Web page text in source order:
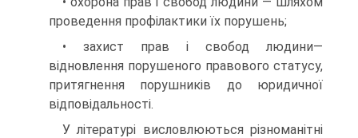
проведення профілактики їх порушень;
• захист прав і свобод людини—
відновлення порушеного правового статусу,
притягнення порушників до юридичної
відповідальності.
У літературі висловлюються різноманітні